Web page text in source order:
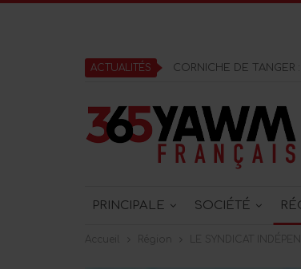
ACTUALITÉS
PRINCIPALE SOCIÉTÉ
Accueil Région LE SYNDICAT